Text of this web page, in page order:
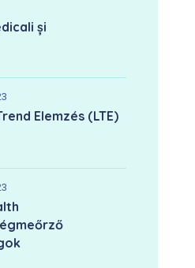
și
Elemzés (LTE)